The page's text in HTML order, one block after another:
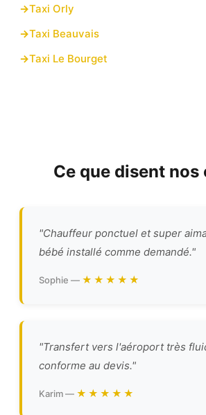
Taxi Orly
Taxi Beauvais
Taxi Le Bourget
Ce que disent nos
"Chauffeur ponctuel et super
bébé installé comme demandé."
Sophie — ★★★★★
"Transfert vers l'aéroport très
conforme au devis."
Karim — ★★★★★